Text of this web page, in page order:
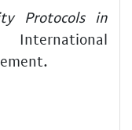
Protocols in
International